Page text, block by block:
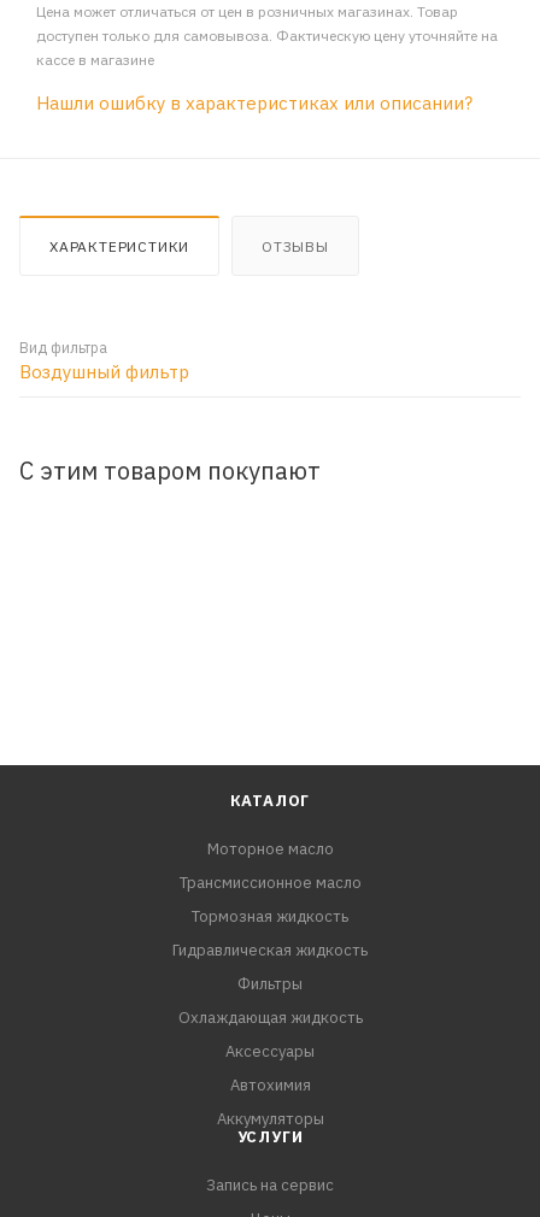
Цена может отличаться от цен в розничных магазинах. Товар
доступен только для самовывоза. Фактическую цену уточняйте на
кассе в магазине
Нашли ошибку в характеристиках или описании?
ХАРАКТЕРИСТИКИ ОТЗЫВЫ
Вид фильтра
Воздушный фильтр
С этим товаром покупают
КАТАЛОГ
Моторное масло
Трансмиссионное масло
Тормозная жидкость
Гидравлическая жидкость
Фильтры
Охлаждающая жидкость
Аксессуары
Автохимия
Аккумуляторы
УСЛУГИ
Запись на сервис